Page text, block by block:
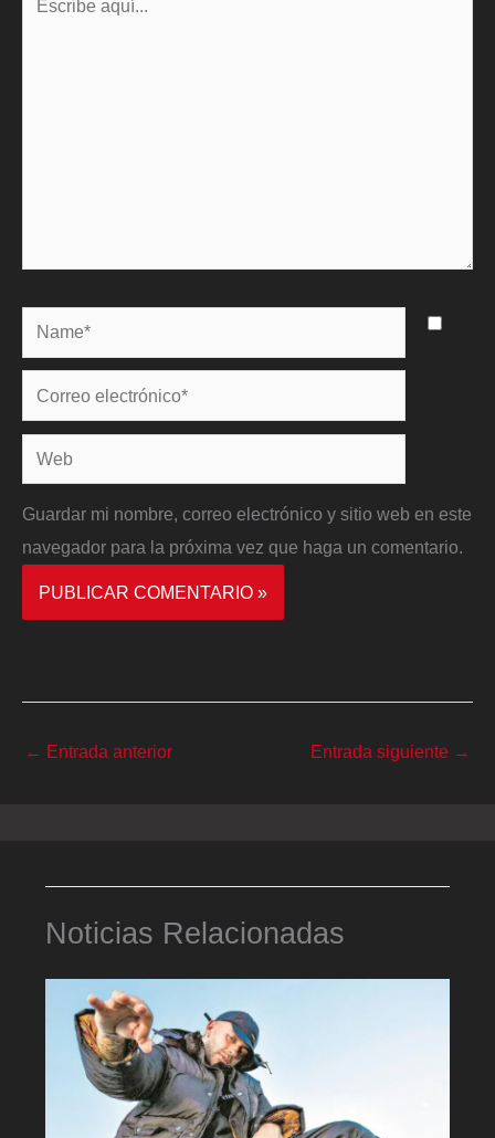
Name*
Correo
electrónico*
Web
Guardar mi nombre, correo electrónico y sitio web en este
navegador para la próxima vez que haga un comentario.
← Entrada anterior Entrada siguiente →
Noticias Relacionadas